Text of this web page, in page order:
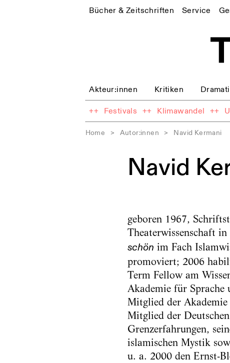
Bücher & Zeitschriften Service
Akteur:innen Kritiken
++ Festivals ++ Klimawandel ++
Home > Autor:innen > Navid Kermani
Navid
geboren 1967,
Theaterwissenschaft
schön im Fach
promoviert; 2006
Term Fellow am
Akademie für Sprache
Mitglied der
Mitglied der
Grenzerfahrungen,
islamischen Mystik
u. a. 2000 den Ernst-